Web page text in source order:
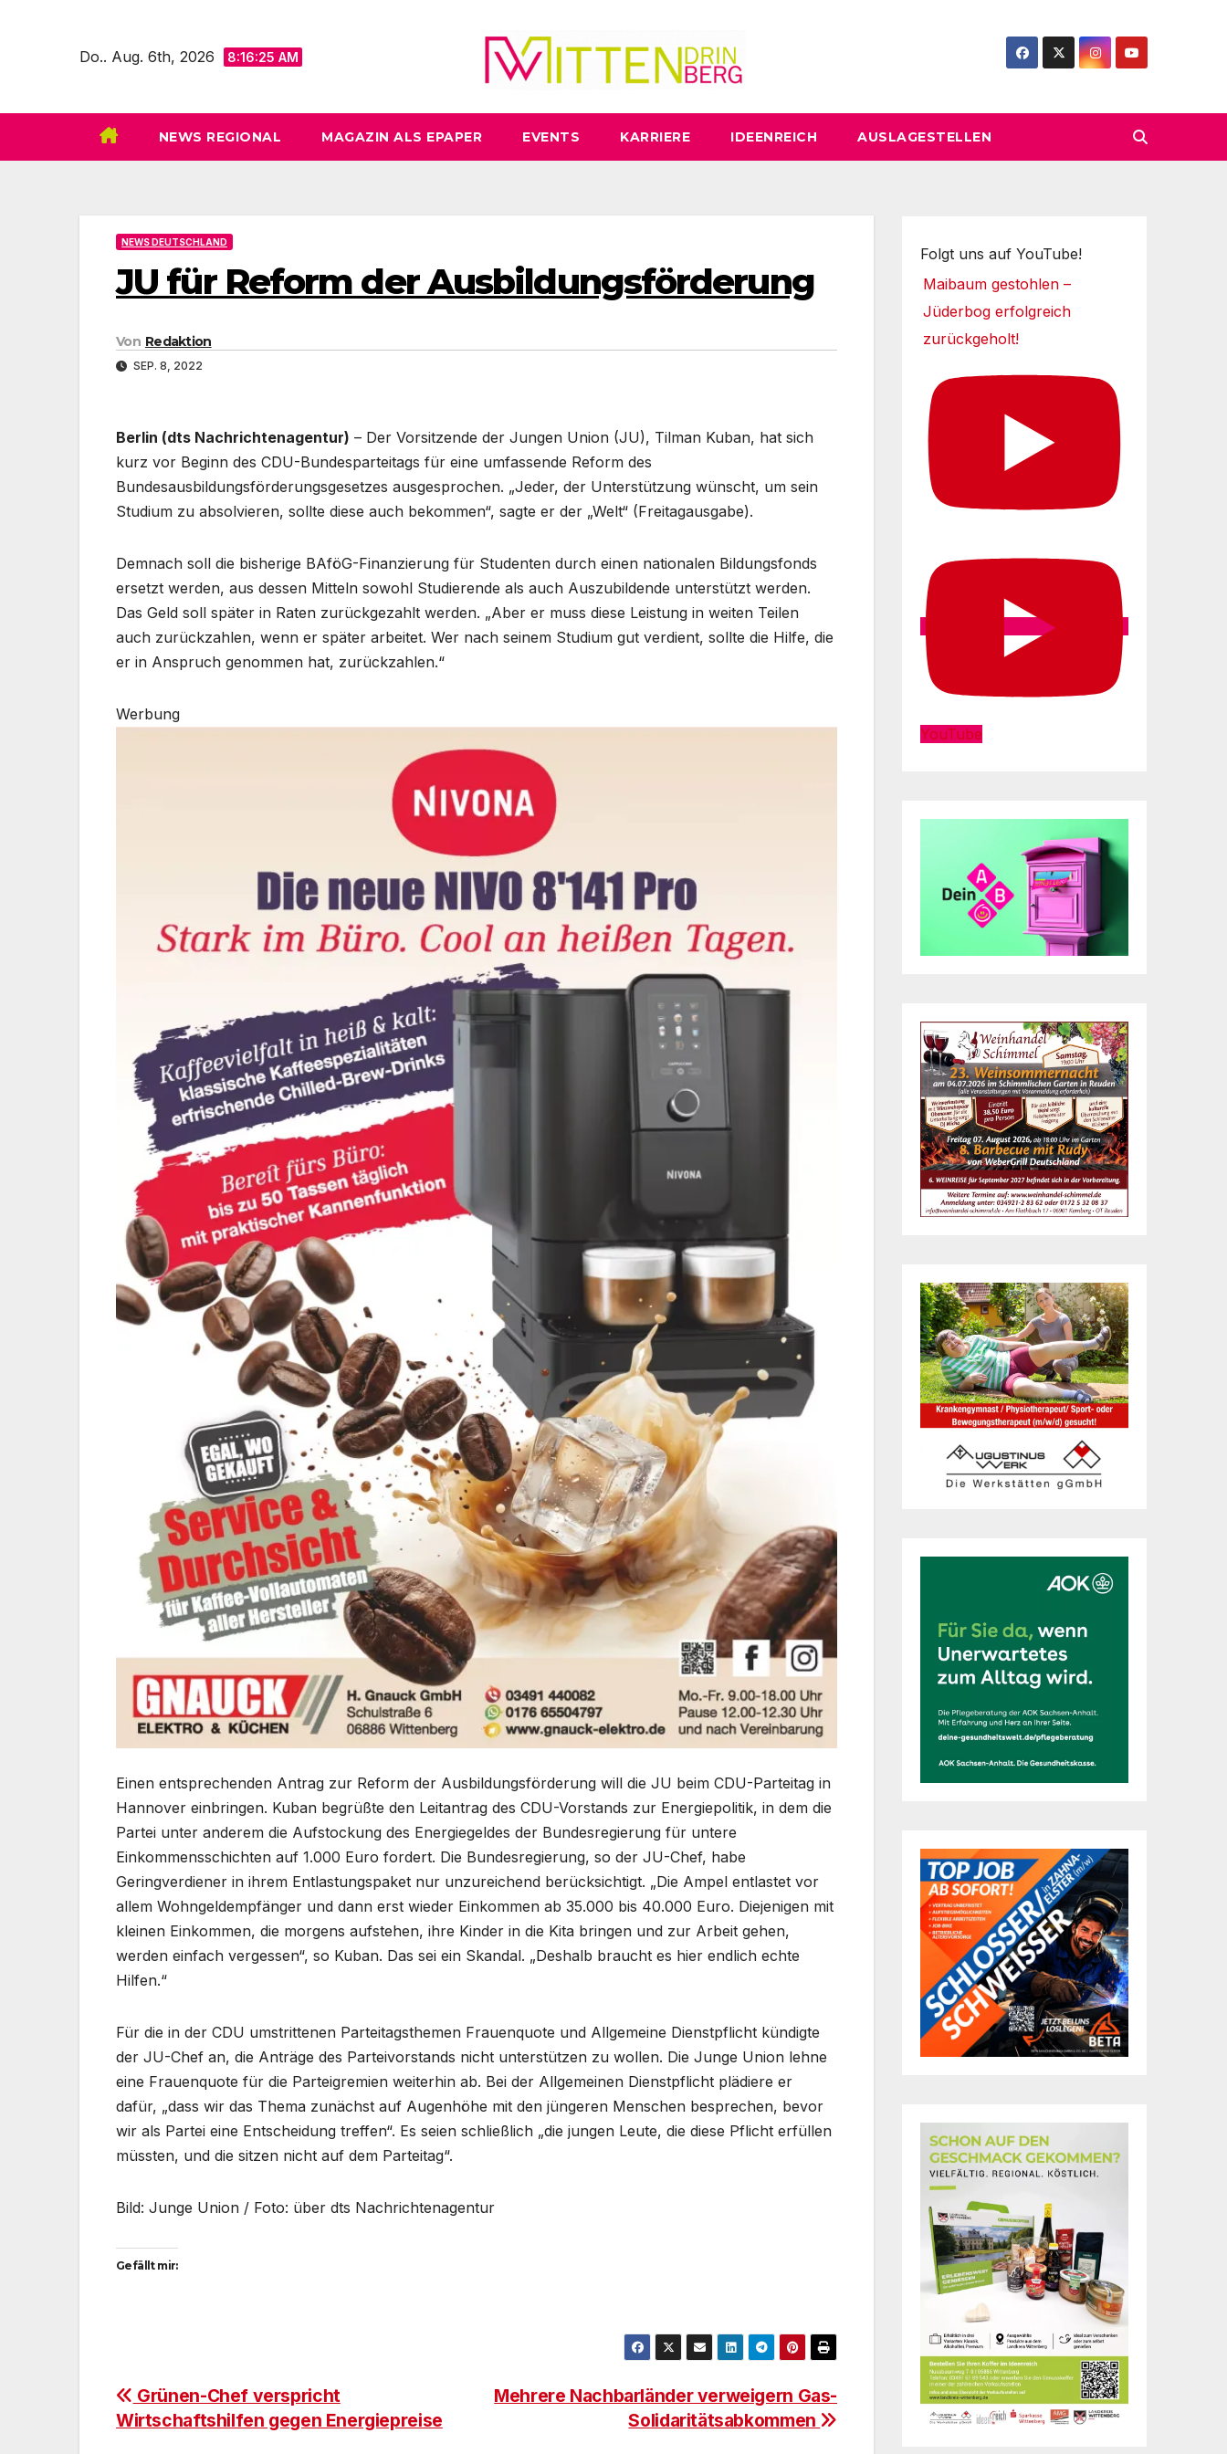
Do.. Aug. 6th, 2026 8:16:27 AM
NEWS REGIONAL MAGAZIN ALS EPAPER EVENTS KARRIERE IDEENREICH AUSLAGESTELLEN
NEWS DEUTSCHLAND
JU für Reform der Ausbildungsförderung
Von Redaktion
SEP. 8, 2022
Berlin (dts Nachrichtenagentur) – Der Vorsitzende der Jungen Union (JU), Tilman Kuban, hat sich
kurz vor Beginn des CDU-Bundesparteitags für eine umfassende Reform des
Bundesausbildungsförderungsgesetzes ausgesprochen. „Jeder, der Unterstützung wünscht, um sein
Studium zu absolvieren, sollte diese auch bekommen“, sagte er der „Welt“ (Freitagausgabe).
Demnach soll die bisherige BAföG-Finanzierung für Studenten durch einen nationalen Bildungsfonds
ersetzt werden, aus dessen Mitteln sowohl Studierende als auch Auszubildende unterstützt werden.
Das Geld soll später in Raten zurückgezahlt werden. „Aber er muss diese Leistung in weiten Teilen
auch zurückzahlen, wenn er später arbeitet. Wer nach seinem Studium gut verdient, sollte die Hilfe, die
er in Anspruch genommen hat, zurückzahlen.“
Werbung
Einen entsprechenden Antrag zur Reform der Ausbildungsförderung will die JU beim CDU-Parteitag in
Hannover einbringen. Kuban begrüßte den Leitantrag des CDU-Vorstands zur Energiepolitik, in dem die
Partei unter anderem die Aufstockung des Energiegeldes der Bundesregierung für untere
Einkommensschichten auf 1.000 Euro fordert. Die Bundesregierung, so der JU-Chef, habe
Geringverdiener in ihrem Entlastungspaket nur unzureichend berücksichtigt. „Die Ampel entlastet vor
allem Wohngeldempfänger und dann erst wieder Einkommen ab 35.000 bis 40.000 Euro. Diejenigen mit
kleinen Einkommen, die morgens aufstehen, ihre Kinder in die Kita bringen und zur Arbeit gehen,
werden einfach vergessen“, so Kuban. Das sei ein Skandal. „Deshalb braucht es hier endlich echte
Hilfen.“
Für die in der CDU umstrittenen Parteitagsthemen Frauenquote und Allgemeine Dienstpflicht kündigte
der JU-Chef an, die Anträge des Parteivorstands nicht unterstützen zu wollen. Die Junge Union lehne
eine Frauenquote für die Parteigremien weiterhin ab. Bei der Allgemeinen Dienstpflicht plädiere er
dafür, „dass wir das Thema zunächst auf Augenhöhe mit den jüngeren Menschen besprechen, bevor
wir als Partei eine Entscheidung treffen“. Es seien schließlich „die jungen Leute, die diese Pflicht erfüllen
müssten, und die sitzen nicht auf dem Parteitag“.
Bild: Junge Union / Foto: über dts Nachrichtenagentur
Gefällt mir:
Beitragsnavigation
Mehrere Nachbarländer verweigern Gas-
Solidaritätsabkommen
Grünen-Chef verspricht
Wirtschaftshilfen gegen Energiepreise
Folgt uns auf YouTube!
Maibaum gestohlen –
Jüderbog erfolgreich
zurückgeholt!
YouTube